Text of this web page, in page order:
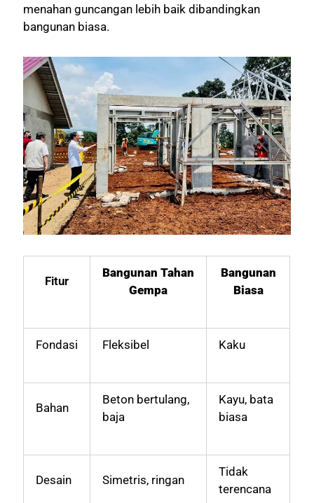
menahan guncangan lebih baik dibandingkan
bangunan biasa.
Fitur
Bangunan Tahan
Gempa
Bangunan
Biasa
Fondasi Fleksibel Kaku
Bahan
Beton bertulang,
baja
Kayu, bata
biasa
Desain Simetris, ringan
Tidak
terencana